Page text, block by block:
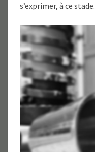
s’exprimer, à ce stade.